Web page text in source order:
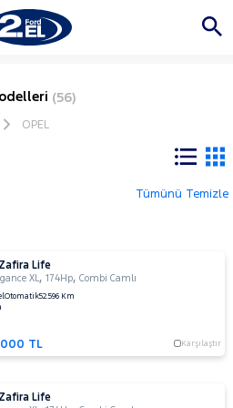
(56)
OPEL
Tümünü Temizle
Life
XL,174Hp,Combi Camlı
Otomatik52.596 Km
TL Karşılaştır
Life